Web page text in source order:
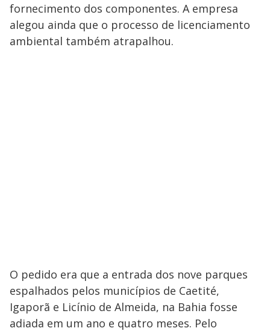
fornecimento dos componentes. A empresa
alegou ainda que o processo de licenciamento
ambiental também atrapalhou.
O pedido era que a entrada dos nove parques
espalhados pelos municípios de Caetité,
Igaporã e Licínio de Almeida, na Bahia fosse
adiada em um ano e quatro meses. Pelo